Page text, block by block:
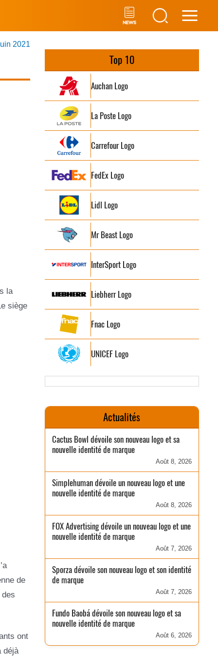
2021
la
siège
de
ont
déjà
Top 10
Auchan Logo
La Poste Logo
Carrefour Logo
FedEx Logo
Lidl Logo
Mr Beast Logo
InterSport Logo
Liebherr Logo
Fnac Logo
UNICEF Logo
Actualités
Cactus Bowl dévoile son nouveau logo et sa
nouvelle identité de marque
Août 8, 2026
Simplehuman dévoile un nouveau logo et une
nouvelle identité de marque
Août 8, 2026
FOX Advertising dévoile un nouveau logo et une
nouvelle identité de marque
Août 7, 2026
Sporza dévoile son nouveau logo et son identité
de marque
Août 7, 2026
Fundo Baobá dévoile son nouveau logo et sa
nouvelle identité de marque
Août 6, 2026